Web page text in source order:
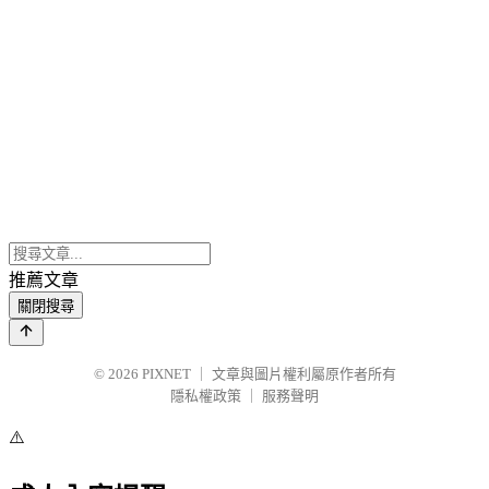
推薦文章
關閉搜尋
© 2026 PIXNET
文章與圖片權利屬原作者所有
隱私權政策
服務聲明
⚠️